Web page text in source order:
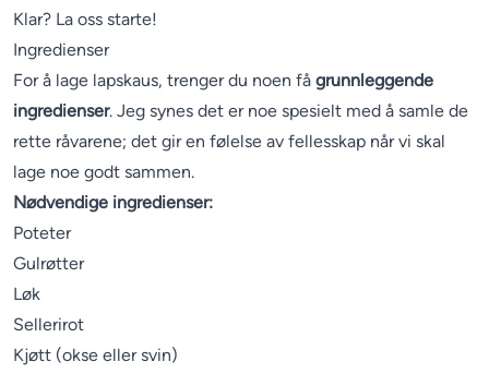
Klar? La oss starte!
Ingredienser
For å lage lapskaus, trenger du noen få grunnleggende
ingredienser. Jeg synes det er noe spesielt med å samle de
rette råvarene; det gir en følelse av fellesskap når vi skal
lage noe godt sammen.
Nødvendige ingredienser:
Poteter
Gulrøtter
Løk
Sellerirot
Kjøtt (okse eller svin)